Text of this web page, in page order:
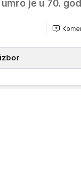
je u 70.